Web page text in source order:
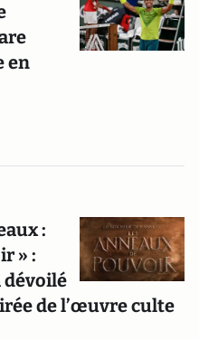
en
:
» :
dévoilé
de l’œuvre culte